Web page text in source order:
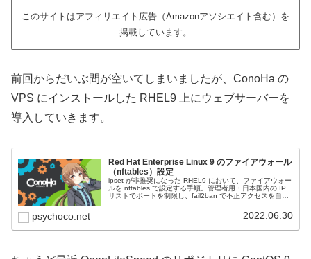
このサイトはアフィリエイト広告（Amazonアソシエイト含む）を
掲載しています。
前回からだいぶ間が空いてしまいましたが、ConoHa の
VPS にインストールした RHEL9 上にウェブサーバーを
導入していきます。
Red Hat Enterprise Linux 9 のファイアウォール
（nftables）設定
ipset が非推奨になった RHEL9 において、ファイアウォー
ルを nftables で設定する手順。管理者用・日本国内の IP
リストでポートを制限し、fail2ban で不正アクセスを自動
psychoco.net 2022.06.30